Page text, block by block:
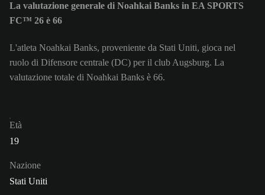
La valutazione generale di Noahkai Banks in EA SPORTS
FC™ 26 è 66
L'atleta Noahkai Banks, proveniente da Stati Uniti, gioca nel
ruolo di Difensore centrale (DC) per il club Augsburg. La
valutazione totale di Noahkai Banks è 66.
Età
19
Nazione
Stati Uniti